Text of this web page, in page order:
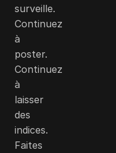
surveille.
Continuez
à
poster.
Continuez
à
laisser
des
indices.
Faites